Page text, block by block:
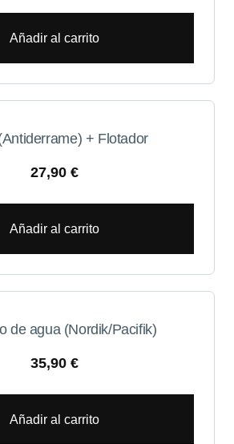
Añadir al carrito
+ Flotador
27,90 €
Añadir al carrito
de agua (Nordik/Pacifik)
35,90 €
Añadir al carrito